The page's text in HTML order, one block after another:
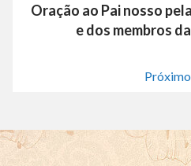
Oração ao Pai nosso
e dos membros
Próximo